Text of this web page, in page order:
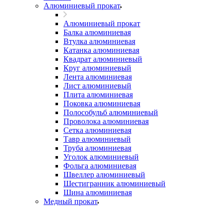
Алюминиевый прокат
Алюминиевый прокат
Балка алюминиевая
Втулка алюминиевая
Катанка алюминиевая
Квадрат алюминиевый
Круг алюминиевый
Лента алюминиевая
Лист алюминиевый
Плита алюминиевая
Поковка алюминиевая
Полособульб алюминиевый
Проволока алюминиевая
Сетка алюминиевая
Тавр алюминиевый
Труба алюминиевая
Уголок алюминиевый
Фольга алюминиевая
Швеллер алюминиевый
Шестигранник алюминиевый
Шина алюминиевая
Медный прокат